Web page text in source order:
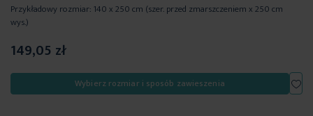
Przykładowy rozmiar: 140 x 250 cm (szer. przed zmarszczeniem x 250 cm
wys.)
149,05 zł
Wybierz rozmiar i sposób zawieszenia